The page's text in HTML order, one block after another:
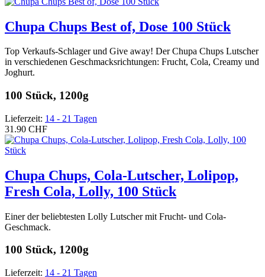
Chupa Chups Best of, Dose 100 Stück
Top Verkaufs-Schlager und Give away! Der Chupa Chups Lutscher
in verschiedenen Geschmacksrichtungen: Frucht, Cola, Creamy und
Joghurt.
100 Stück, 1200g
Lieferzeit: 14 - 21 Tagen
31.90 CHF
Chupa Chups, Cola-Lutscher, Lolipop,
Fresh Cola, Lolly, 100 Stück
Einer der beliebtesten Lolly Lutscher mit Frucht- und Cola-
Geschmack.
100 Stück, 1200g
Lieferzeit: 14 - 21 Tagen